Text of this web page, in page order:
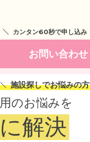
カンタン60秒で申し込み
お問い合わせ
施設探しでお悩みの方
のお悩みを
解決